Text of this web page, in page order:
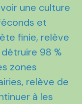
une culture
et
finie, relève
98 %
zones
relève de
à les